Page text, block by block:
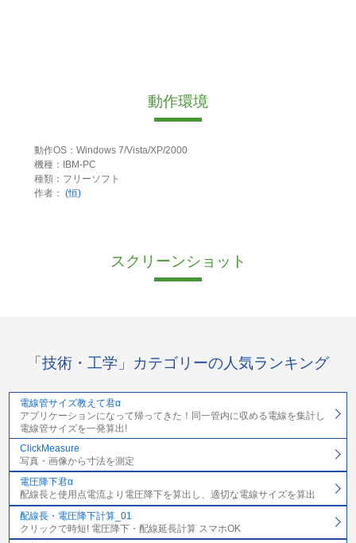
動作環境
動作OS：Windows 7/Vista/XP/2000
機種：IBM-PC
種類：フリーソフト
作者： (恒)
スクリーンショット
「技術・工学」カテゴリーの人気ランキング
電線管サイズ教えて君α
アプリケーションになって帰ってきた！同一管内に収める電線を集計し
電線管サイズを一発算出!
ClickMeasure
写真・画像から寸法を測定
電圧降下君α
配線長と使用点電流より電圧降下を算出し、適切な電線サイズを算出
配線長・電圧降下計算_01
クリックで時短! 電圧降下・配線延長計算 スマホOK